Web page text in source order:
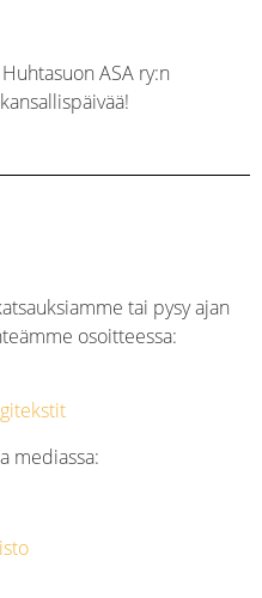
ASA ry:n
tai pysy ajan
osoitteessa:
mediassa: